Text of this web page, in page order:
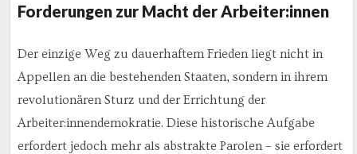
Forderungen zur Macht der Arbeiter:innen
Der einzige Weg zu dauerhaftem Frieden liegt nicht in
Appellen an die bestehenden Staaten, sondern in ihrem
revolutionären Sturz und der Errichtung der
Arbeiter:innendemokratie. Diese historische Aufgabe
erfordert jedoch mehr als abstrakte Parolen – sie erfordert